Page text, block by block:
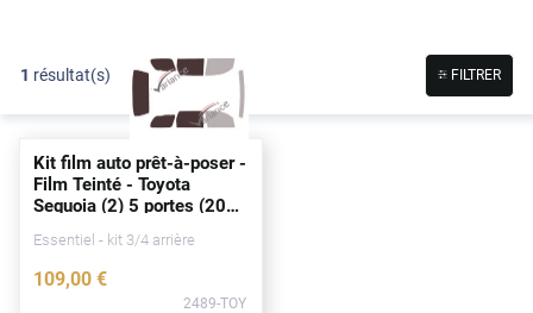
Hyundai
Land Rover
Mini
1 résultat(s) FILTRER
Kit film auto prêt-à-poser -
Film Teinté - Toyota
Sequoia (2) 5portes (2008
Essentiel - kit 3/4 arrière
109,00 €
2489-TOY